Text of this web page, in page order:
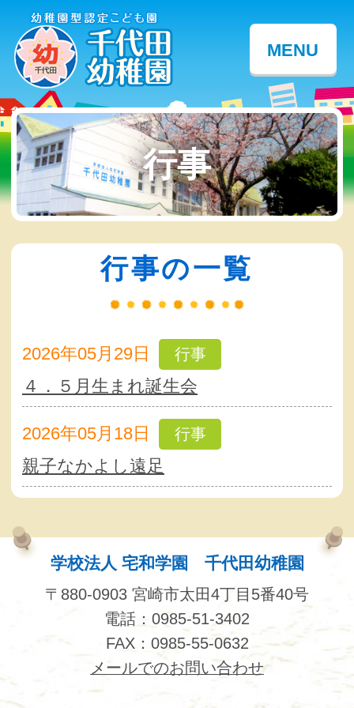
MENU
行事
行事の一覧
2026年05月29日 行事
４．５月生まれ誕生会
2026年05月18日 行事
親子なかよし遠足
学校法人 宅和学園 千代田幼稚園
〒880-0903 宮崎市太田4丁目5番40号
電話：0985-51-3402
FAX：0985-55-0632
メールでのお問い合わせ